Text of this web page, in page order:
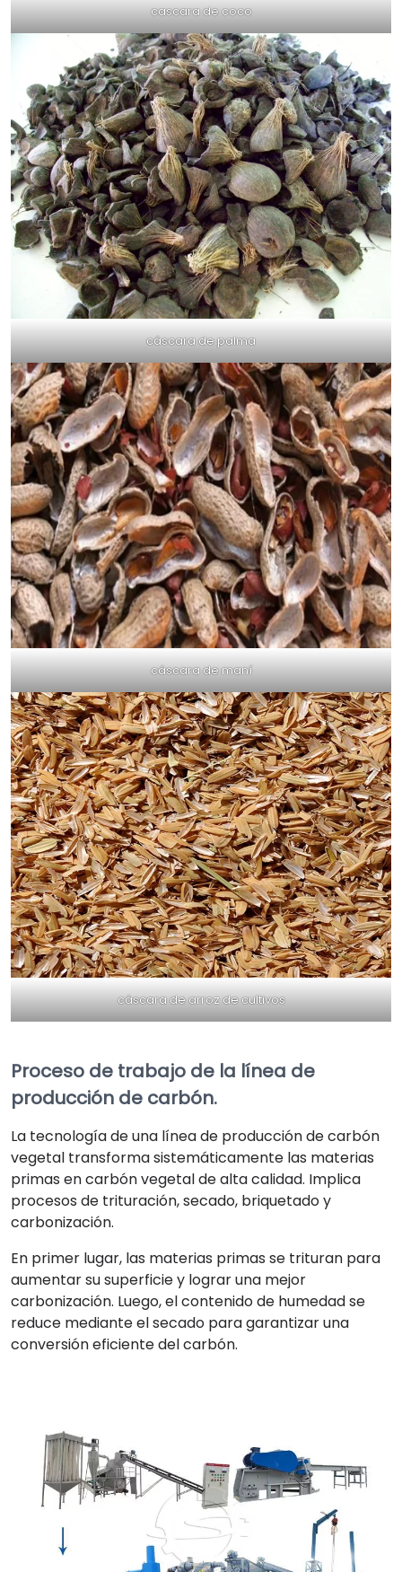
cascara de coco
cáscara de palma
cáscara de maní
cáscara de arroz de cultivos
Proceso de trabajo de la línea de
producción de carbón.
La tecnología de una línea de producción de carbón
vegetal transforma sistemáticamente las materias
primas en carbón vegetal de alta calidad. Implica
procesos de trituración, secado, briquetado y
carbonización.
En primer lugar, las materias primas se trituran para
aumentar su superficie y lograr una mejor
carbonización. Luego, el contenido de humedad se
reduce mediante el secado para garantizar una
conversión eficiente del carbón.